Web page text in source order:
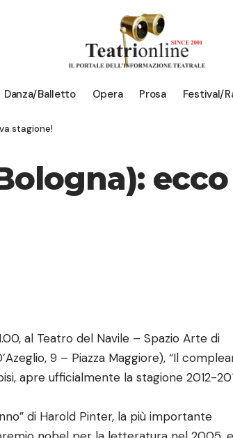
Danza/Balletto Opera Prosa Festival/
stagione!
al Teatro del Navile – Spazio Arte di
9 – Piazza Maggiore), “Il
apre ufficialmente la stagione 2012-
di Harold Pinter, la più importante